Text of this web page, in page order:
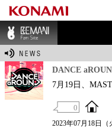
BEMANI Fan Sit
DANCE
7月19日、
0
2023年07月18日（